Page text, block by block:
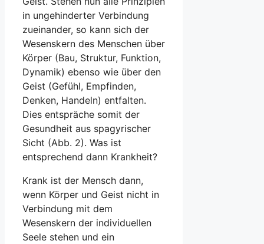
in ungehinderter Verbindung
zueinander, so kann sich der
Wesenskern des Menschen über
Körper (Bau, Struktur, Funktion,
Dynamik) ebenso wie über den
Geist (Gefühl, Empfinden,
Denken, Handeln) entfalten.
Dies entspräche somit der
Gesundheit aus spagyrischer
Sicht (Abb. 2). Was ist
entsprechend dann Krankheit?
Krank ist der Mensch dann,
wenn Körper und Geist nicht in
Verbindung mit dem
Wesenskern der individuellen
Seele stehen und ein